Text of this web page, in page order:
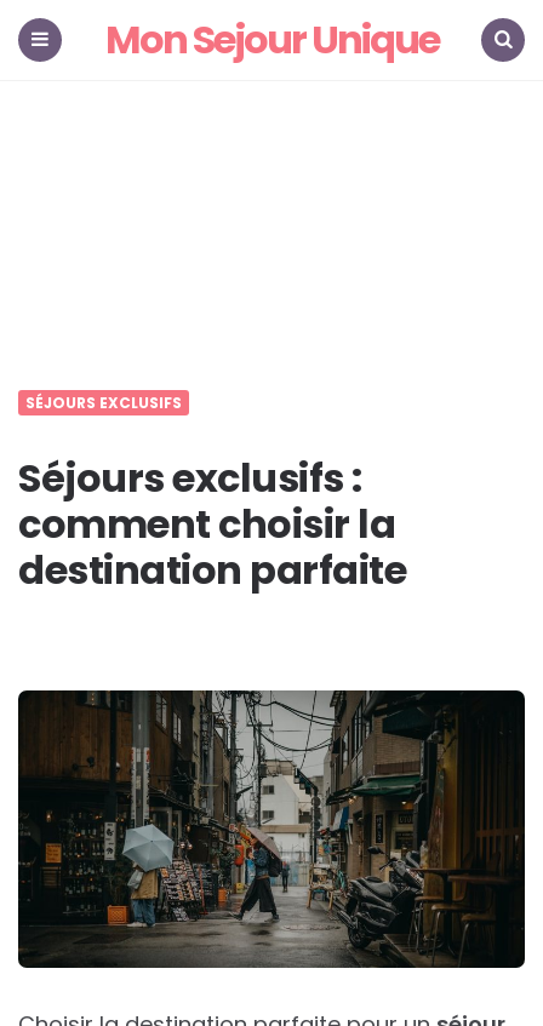
Mon Sejour Unique
SÉJOURS EXCLUSIFS
Séjours exclusifs :
comment choisir la
destination parfaite